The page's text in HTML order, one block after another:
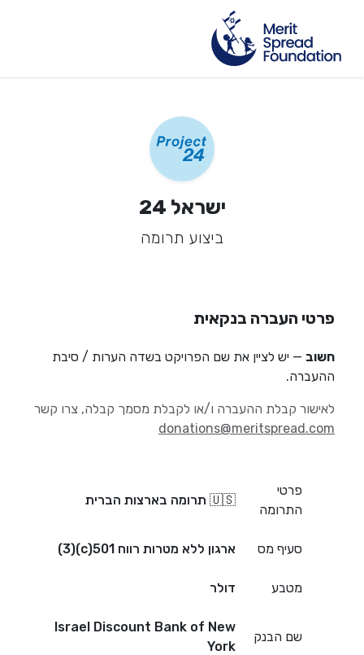
ישראל 24
ביצוע תרומה
פרטי העברה בנקאית
חשוב — יש לציין את שם הפרויקט בשדה הערות / סיבת
ההעברה.
לאישור קבלת ההעברה ו/או לקבלת מסמך קבלה, צרו קשר
donations@meritspread.com
פרטי
התרומה
🇺🇸 תרומה בארצות הברית
סעיף מס ארגון ללא מטרות רווח 501(c)(3)
מטבע דולר
שם הבנק
Israel Discount Bank of New
York